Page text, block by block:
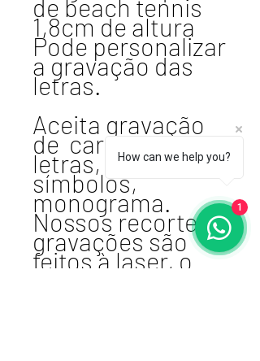
de beach tennis
1,8cm de altura
Pode personalizar
a gravação das
letras.
Aceita gravação
de caracteres -
letras, números,
símbolos,
monograma.
Nossos recortes e
gravações são
feitos à laser, o
How can we help you?
1